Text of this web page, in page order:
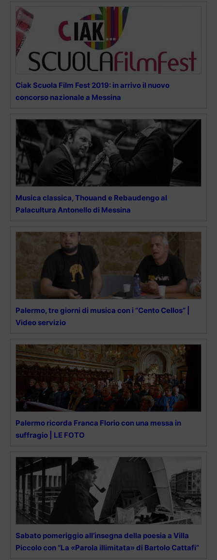
Ciak Scuola Film Fest 2019: in arrivo il nuovo
concorso nazionale a Messina
Musica classica, Thouand e Rebaudengo al
Palacultura Antonello di Messina
Palermo, tre giorni di musica con i “Cento Cellos” |
Video servizio
Palermo ricorda Franca Florio con una messa in
suffragio | LE FOTO
Sabato pomeriggio all’insegna della poesia a Villa
Piccolo con “La «Parola illimitata» di Bartolo Cattafi”